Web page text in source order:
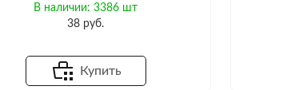
В наличии: 3386 шт
38 руб.
Купить